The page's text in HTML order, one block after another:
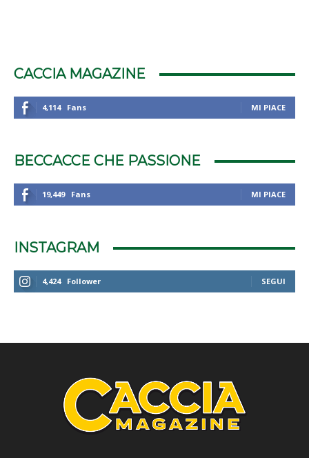
CACCIA MAGAZINE
4,114 Fans MI PIACE
BECCACCE CHE PASSIONE
19,449 Fans MI PIACE
INSTAGRAM
4,424 Follower SEGUI